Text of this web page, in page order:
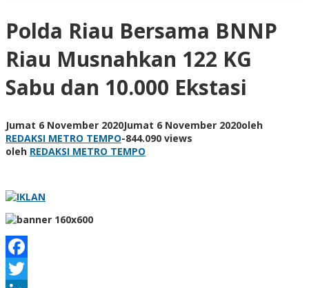
Polda Riau Bersama BNNP
Riau Musnahkan 122 KG
Sabu dan 10.000 Ekstasi
Jumat 6 November 2020Jumat 6 November 2020oleh
REDAKSI METRO TEMPO-844.090 views
oleh REDAKSI METRO TEMPO
Facebook